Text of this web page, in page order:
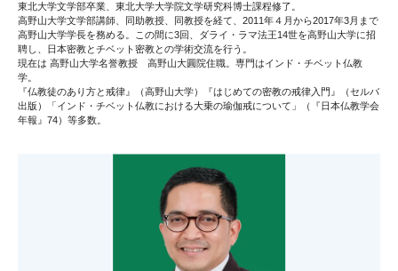
東北大学文学部卒業、東北大学大学院文学研究科博士課程修了。
高野山大学文学部講師、同助教授、同教授を経て、2011年４月から2017年3月まで
高野山大学学長を務める。この間に3回、ダライ・ラマ法王14世を高野山大学に招
聘し、日本密教とチベット密教との学術交流を行う。
現在は 高野山大学名誉教授 高野山大圓院住職。専門はインド・チベット仏教
学。
『仏教徒のあり方と戒律』（高野山大学）『はじめての密教の戒律入門』（セルバ
出版）「インド・チベット仏教における大乗の瑜伽戒について」（『日本仏教学会
年報』74）等多数。